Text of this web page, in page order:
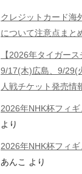
クレジットカード海
について注意点まと
【2026年タイガー
9/17(木)広島、9/29(
人戦チケット発売情
2026年NHK杯フィ
より
2026年NHK杯フィ
あんこ より